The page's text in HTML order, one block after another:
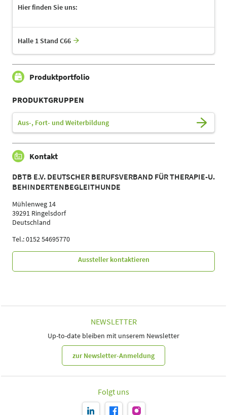
Hier finden Sie uns:
Halle 1 Stand C66
Produktportfolio
PRODUKTGRUPPEN
Aus-, Fort- und Weiterbildung
Kontakt
DBTB E.V. DEUTSCHER BERUFSVERBAND FÜR THERAPIE-U.
BEHINDERTENBEGLEITHUNDE
Mühlenweg 14
39291 Ringelsdorf
Deutschland
Tel.: 0152 54695770
Aussteller kontaktieren
NEWSLETTER
Up-to-date bleiben mit unserem Newsletter
zur Newsletter-Anmeldung
Folgt uns